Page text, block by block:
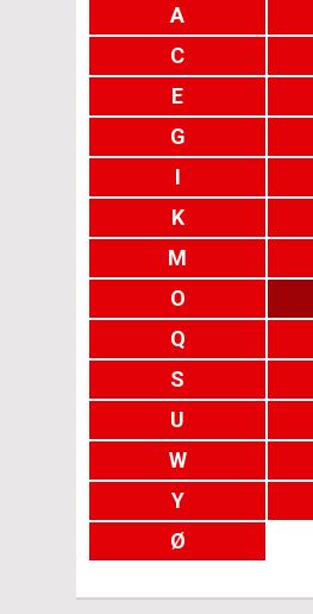
A
C
E
G
I
K
M
O
Q
S
U
W
Y
Ø